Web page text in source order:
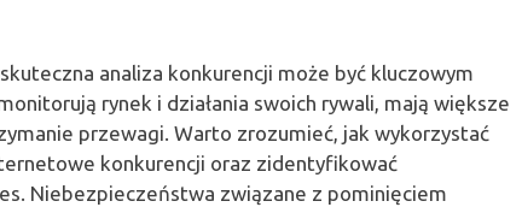
analiza konkurencji może być kluczowym
rynek i działania swoich rywali, mają większe
przewagi. Warto zrozumieć, jak wykorzystać
konkurencji oraz zidentyfikować
Niebezpieczeństwa związane z pominięciem